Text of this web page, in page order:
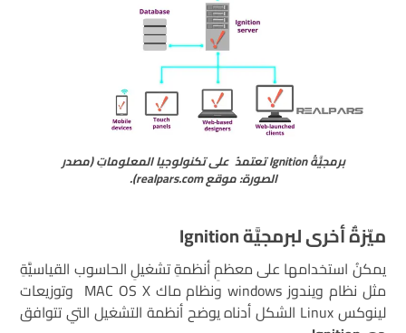
برمجيَّةُ Ignition تعتمدُ على تكنولوجيا المعلوماتِ (مصدر
الصورة: موقع realpars.com).
ميّزةٌ أخرىلبرمجيَّةIgnition
يمكنُ استخدامها على معظمِ أنظمةِ تشغيلِ الحاسوب القياسيَّةِ
مثل نظام ويندوز windows ونظام ماك MAC OS X وتوزيعات
لينوكس Linux الشكل أدناه يوضح أنظمة التشغيل التي تتوافق